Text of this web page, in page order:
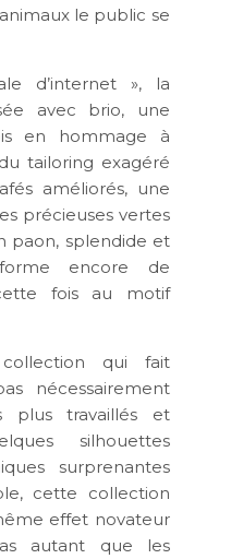
le public se
d’internet », la
avec brio, une
en hommage à
tailoring exagéré
améliorés, une
précieuses vertes
paon, splendide et
encore de
fois au motif
qui fait
nécessairement
plus travaillés et
silhouettes
surprenantes
cette collection
effet novateur
autant que les